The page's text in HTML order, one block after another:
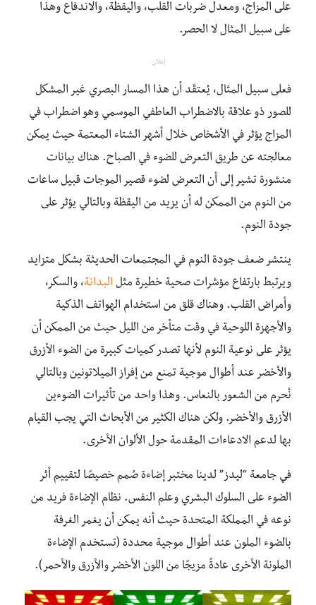
على المزاج، ومعدل ضربات القلب، واليقظة، والاندفاع وهذا
على سبيل المثال لا الحصر.
إعلان
فعلى سبيل المثال، يُعتقَد أن هذا المسار البصري غير المشكل
للصور ذو علاقة بالاضطراب العاطفي الموسمي وهو اضطراب في
المزاج يؤثر في الأشخاص خلال أشهر الشتاء المعتمة حيث يمكن
معالجته عن طريق التعرض للضوء في الصباح. هناك بيانات
منشورة تشير إلى أن التعرض لضوء قصير الموجات قبيل ساعات
من النوم من الممكن له أن يزيد من اليقظة وبالتالي يؤثر على
جودة النوم.
ينتشر ضعف جودة النوم في المجتمعات الحديثة بشكل متزايد
ويرتبط بارتفاع مؤشرات صحية خطيرة مثل البدانة، والسكر،
وأمراض القلب. وهناك قلق من استخدام الهواتف الذكية
والأجهزة اللوحية في وقت متأخر من الليل حيث من الممكن أن
يؤثر على نوعية النوم لأنها تصدر كميات كبيرة من الضوء الأزرق
والأخضر عند أطوال موجية تمنع من إفراز الميلاتونين وبالتالي
نُحرم من الشعور بالنعاس. وهذا واحد من تأثيرات الضوءين
الأزرق والأخضر. ولكن هناك الكثير من الأبحاث التي يجب القيام
بها لدعم الادعاءات المقدمة حول الألوان الأخرى.
في جامعة “ليدز” لدينا مختبر إضاءة صُمم خصيصًا لتقييم أثر
الضوء على السلوك البشري وعلم النفس. نظام الإضاءة فريد من
نوعه في المملكة المتحدة حيث أنه يمكن أن يغمر الغرفة
بالضوء الملون عند أطوال موجية محددة (تستخدم الإضاءة
الملونة الأخرى عادةً مزيجًا من اللون الأخضر والأزرق والأحمر).